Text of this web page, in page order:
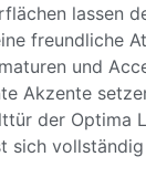
lassen
freundliche
und
Akzente
der Optima
sich